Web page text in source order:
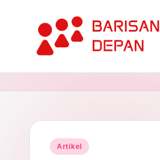
P
o
rt
dan
Posted
Artikel